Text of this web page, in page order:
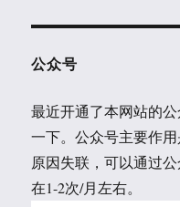
公众号
最近开通了本网站的
一下。公众号主要作
原因失联，可以通过
在1-2次/月左右。